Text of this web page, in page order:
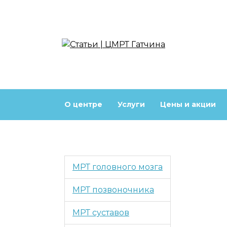
О центре Услуги Цены и акции
МРТ головного мозга
МРТ позвоночника
МРТ суставов